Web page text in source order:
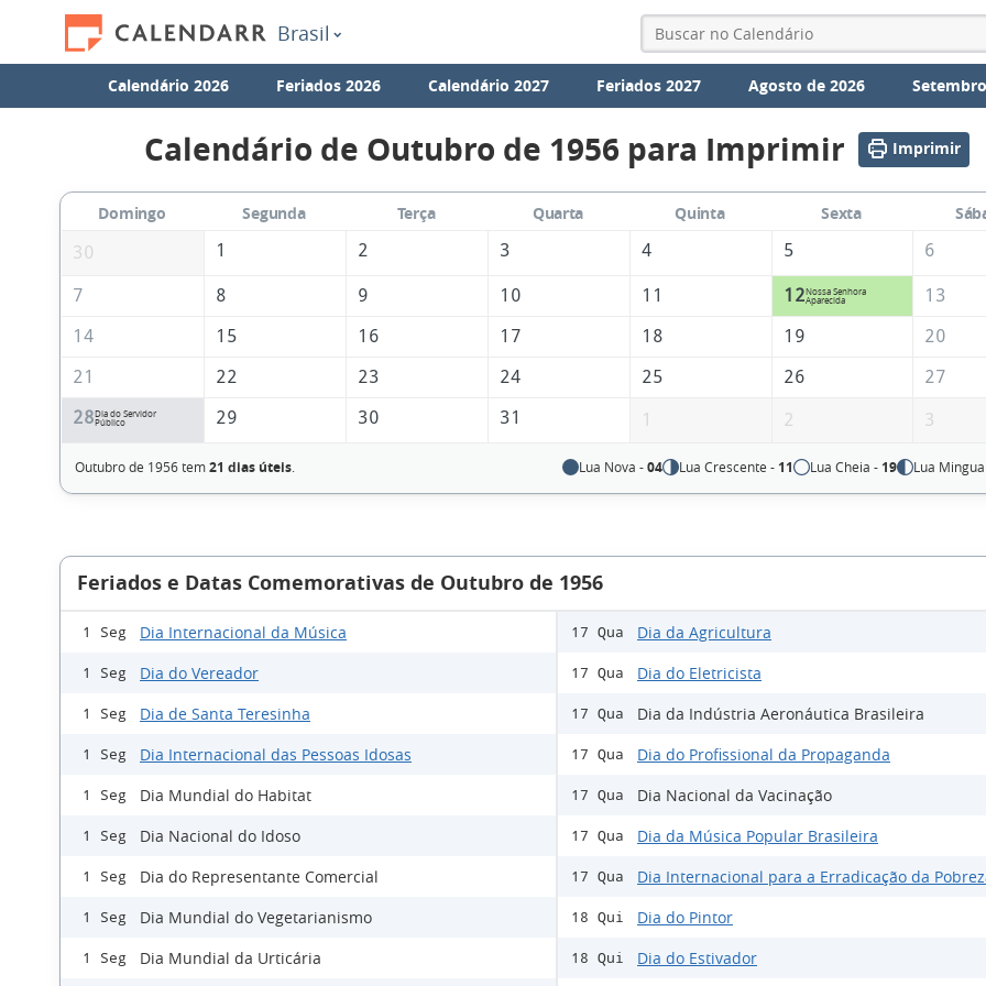
Brasil
Calendário 2026 Feriados 2026 Calendário 2027 Feriados 2027 Agosto de 2026
Calendário de Outubro de 1956 para Imprimir Imprimir
Domingo Segunda Terça Quarta Quinta Sexta
30
1 2 3 4 5 6
7 8 9 10 11 12Nossa Senhora
Aparecida
13
14
15 16 17 18 19
20
21
22 23 24 25 26
27
28Dia do Servidor
Público
29 30 31 1 2 3
Outubro de 1956 tem21 dias úteis. Lua Nova -04 Lua Crescente - 11 Lua Cheia - 19 Lua
Feriados e Datas Comemorativas de Outubro de 1956
1 Seg Dia Internacional da Música
1 Seg Dia do Vereador
1 Seg Dia de Santa Teresinha
1 Seg Dia Internacional das Pessoas Idosas
1 Seg Dia Mundial do Habitat
1 Seg Dia Nacional do Idoso
1 Seg Dia do Representante Comercial
1 Seg Dia Mundial do Vegetarianismo
1 Seg Dia Mundial da Urticária
17 Qua Dia da Agricultura
17 Qua Dia do Eletricista
17 Qua Dia da Indústria Aeronáutica Brasileira
17 Qua Dia do Profissional da Propaganda
17 Qua Dia Nacional da Vacinação
17 Qua Dia da Música Popular Brasileira
17 Qua Dia Internacional para a Erradicação da
18 Qui Dia do Pintor
18 Qui Dia do Estivador